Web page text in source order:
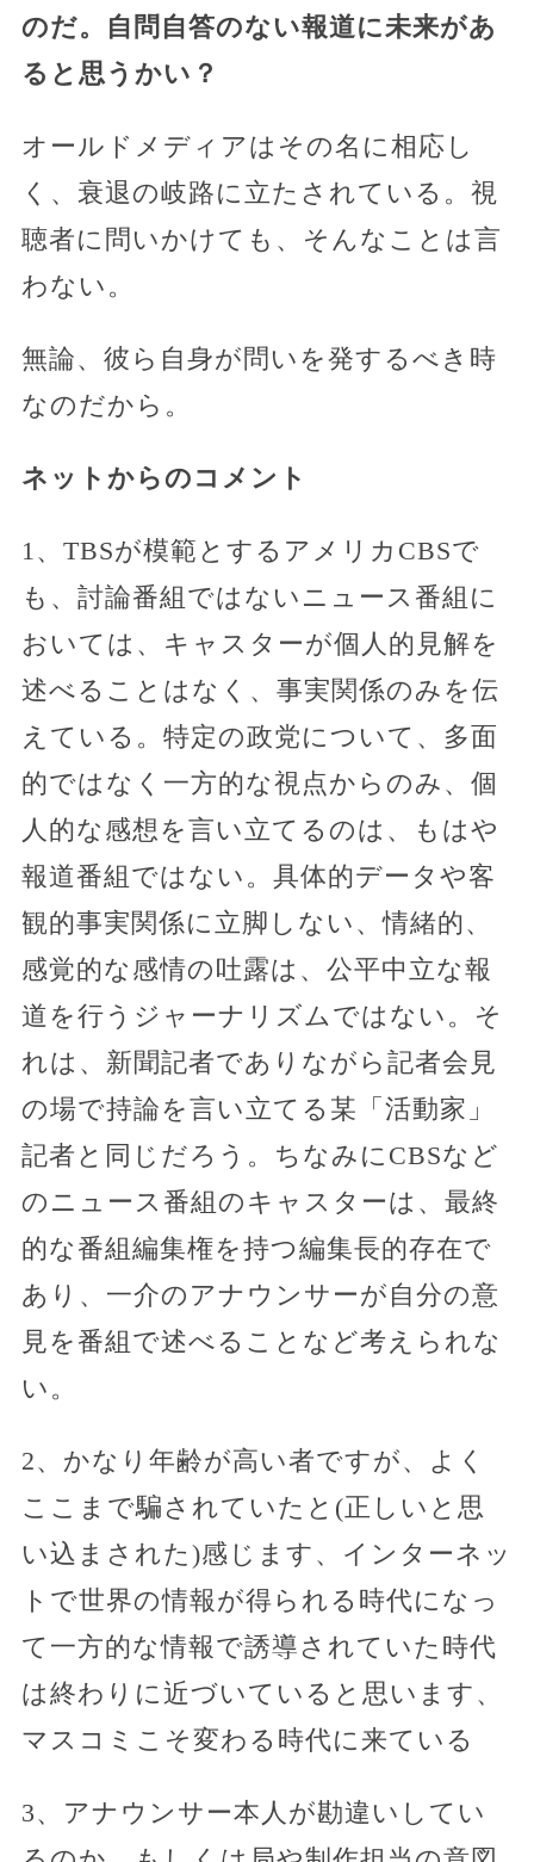
のだ。自問自答のない報道に未来があ
ると思うかい？
オールドメディアはその名に相応し
く、衰退の岐路に立たされている。視
聴者に問いかけても、そんなことは言
わない。
無論、彼ら自身が問いを発するべき時
なのだから。
ネットからのコメント
1、TBSが模範とするアメリカCBSで
も、討論番組ではないニュース番組に
おいては、キャスターが個人的見解を
述べることはなく、事実関係のみを伝
えている。特定の政党について、多面
的ではなく一方的な視点からのみ、個
人的な感想を言い立てるのは、もはや
報道番組ではない。具体的データや客
観的事実関係に立脚しない、情緒的、
感覚的な感情の吐露は、公平中立な報
道を行うジャーナリズムではない。そ
れは、新聞記者でありながら記者会見
の場で持論を言い立てる某「活動家」
記者と同じだろう。ちなみにCBSなど
のニュース番組のキャスターは、最終
的な番組編集権を持つ編集長的存在で
あり、一介のアナウンサーが自分の意
見を番組で述べることなど考えられな
い。
2、かなり年齢が高い者ですが、よく
ここまで騙されていたと(正しいと思
い込まされた)感じます、インターネッ
トで世界の情報が得られる時代になっ
て一方的な情報で誘導されていた時代
は終わりに近づいていると思います、
マスコミこそ変わる時代に来ている
3、アナウンサー本人が勘違いしてい